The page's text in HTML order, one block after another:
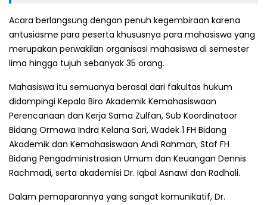
Acara berlangsung dengan penuh kegembiraan karena
antusiasme para peserta khususnya para mahasiswa yang
merupakan perwakilan organisasi mahasiswa di semester
lima hingga tujuh sebanyak 35 orang.
Mahasiswa itu semuanya berasal dari fakultas hukum
didampingi Kepala Biro Akademik Kemahasiswaan
Perencanaan dan Kerja Sama Zulfan, Sub Koordinatoor
Bidang Ormawa Indra Kelana Sari, Wadek 1 FH Bidang
Akademik dan Kemahasiswaan Andi Rahman, Staf FH
Bidang Pengadministrasian Umum dan Keuangan Dennis
Rachmadi, serta akademisi Dr. Iqbal Asnawi dan Radhali.
Dalam pemaparannya yang sangat komunikatif, Dr.